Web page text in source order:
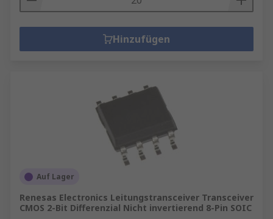
Hinzufügen
Auf Lager
Renesas Electronics Leitungstransceiver Transceiver
CMOS 2-Bit Differenzial Nicht invertierend 8-Pin SOIC